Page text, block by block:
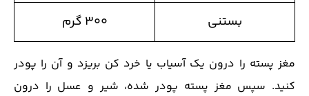
بستنی ۳۰۰ گرم
مغز پسته را درون یک آسیاب یا خرد کن بریزد و آن را پودر
کنید. سپس مغز پسته پودر شده، شیر و عسل را درون